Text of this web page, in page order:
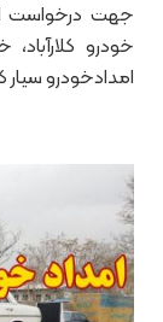
جهت درخواست
خودرو
امدادخودرو سیار